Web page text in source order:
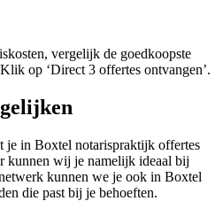
vergelijk de goedkoopste
op ‘Direct 3 offertes ontvangen’.
je in Boxtel notarispraktijk offertes
kunnen wij je namelijk ideaal bij
kunnen we je ook in Boxtel
die past bij je behoeften.